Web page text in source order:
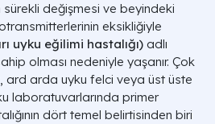
değişmesi ve beyindeki
eksikliğiyle
uyku eğilimi hastalığı) adlı
olması nedeniyle yaşanır. Çok
ard arda uyku felci veya üst üste
laboratuvarlarında primer
dört temel belirtisinden biri